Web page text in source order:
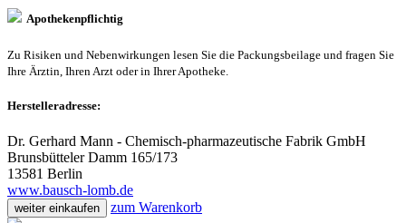
Apothekenpflichtig
Zu Risiken und Nebenwirkungen lesen Sie die Packungsbeilage und fragen Sie
Ihre Ärztin, Ihren Arzt oder in Ihrer Apotheke.
Herstelleradresse:
Dr. Gerhard Mann - Chemisch-pharmazeutische Fabrik GmbH
Brunsbütteler Damm 165/173
13581 Berlin
www.bausch-lomb.de
weiter einkaufen zum Warenkorb